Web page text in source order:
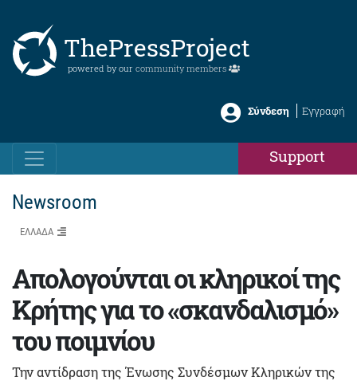
ThePressProject
powered by our community members
Σύνδεση Εγγραφή
Support
Newsroom
ΕΛΛΑΔΑ
Απολογούνται οι κληρικοί της
Κρήτης για το «σκανδαλισμό»
του ποιμνίου
Την αντίδραση της Ένωσης Συνδέσμων Κληρικών της